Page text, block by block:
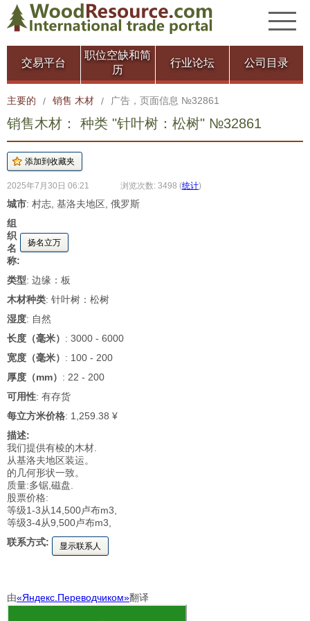
交易平台
职位空缺和简
历
行业论坛 公司目录
主要的 / 销售 木材 / 广告，页面信息 №32861
销售木材： 种类 "针叶树：松树" №32861
2025年7月30日 06:21 浏览次数: 3498 (统计)
城市: 村志, 基洛夫地区, 俄罗斯
组
织
名
称:
扬名立万
类型: 边缘：板
木材种类: 针叶树：松树
湿度: 自然
长度（毫米） : 3000 - 6000
宽度（毫米） : 100 - 200
厚度（mm） : 22 - 200
可用性: 有存货
每立方米价格: 1,259.38 ¥
描述:
我们提供有棱的木材.
从基洛夫地区装运。
的几何形状一致。
质量:多锯,磁盘.
股票价格:
等级1-3从14,500卢布m3,
等级3-4从9,500卢布m3,
联系方式:
显示联系人
由«Яндекс.Переводчиком»翻译